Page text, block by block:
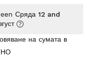
на сумата в
Сряда 12 and